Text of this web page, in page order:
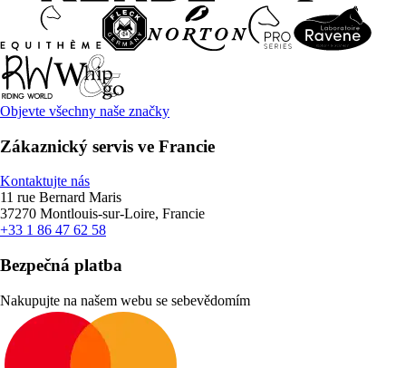
Objevte všechny naše značky
Zákaznický servis ve Francie
Kontaktujte nás
11 rue Bernard Maris
37270 Montlouis-sur-Loire, Francie
+33 1 86 47 62 58
Bezpečná platba
Nakupujte na našem webu se sebevědomím